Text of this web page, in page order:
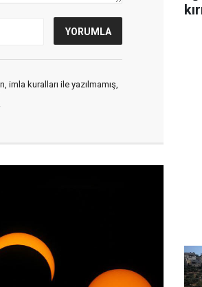
imla kuralları ile yazılmamış,